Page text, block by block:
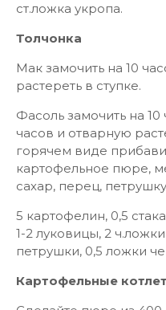
ст.ложка укропа.
Толчонка
Мак замочить на 10
растереть в ступке.
Фасоль замочить на 10
часов и отварную
горячем виде
картофельное пюре,
сахар, перец,
5 картофелин, 0,5
1-2 луковицы, 2
петрушки, 0,5 ложки
Картофельные